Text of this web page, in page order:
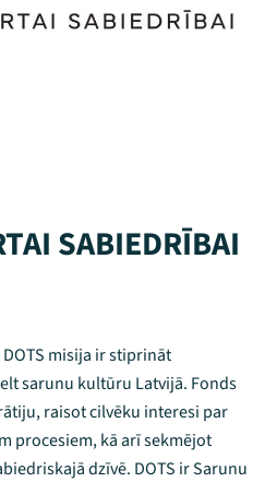
SABIEDRĪBAI
misija ir stiprināt
sarunu kultūru Latvijā. Fonds
raisot cilvēku interesi par
procesiem, kā arī sekmējot
dzīvē. DOTS ir Sarunu